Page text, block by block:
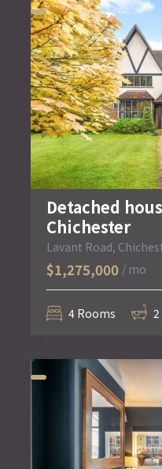
Detached
Chichester
Lavant Road,
$1,275,000 / mo
4 Rooms